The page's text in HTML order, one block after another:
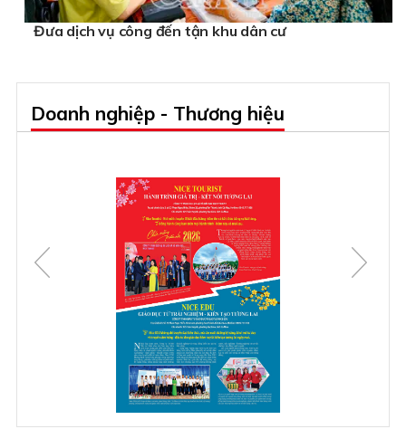
Đưa dịch vụ công đến tận khu dân cư
Doanh nghiệp - Thương hiệu